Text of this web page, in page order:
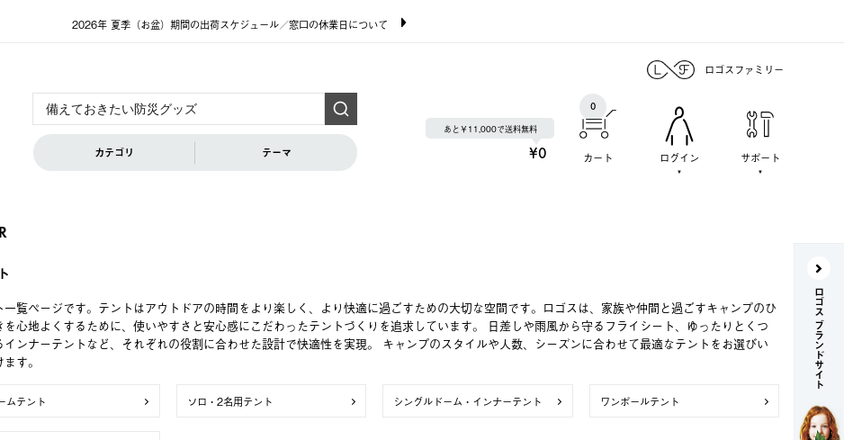
2026年 夏季（お盆）期間の出荷スケジュール／窓口の休業日について
ロゴスファミリー
カテゴリ テーマ
あと￥11,000で送料無料
¥0 カート
0
ログイン サポート
一覧ページです。テントはアウトドアの時間をより楽しく、より快適に過ごすための大切な空間です。ロゴスは、家族や仲間と過ごすキャンプのひ
を心地よくするために、使いやすさと安心感にこだわったテントづくりを追求しています。 日差しや雨風から守るフライシート、ゆったりとくつ
インナーテントなど、それぞれの役割に合わせた設計で快適性を実現。 キャンプのスタイルや人数、シーズンに合わせて最適なテントをお選びい
す。
ムテント ソロ・2名用テント シングルドーム・インナーテント ワンポールテント
ロゴス ブランドサイト